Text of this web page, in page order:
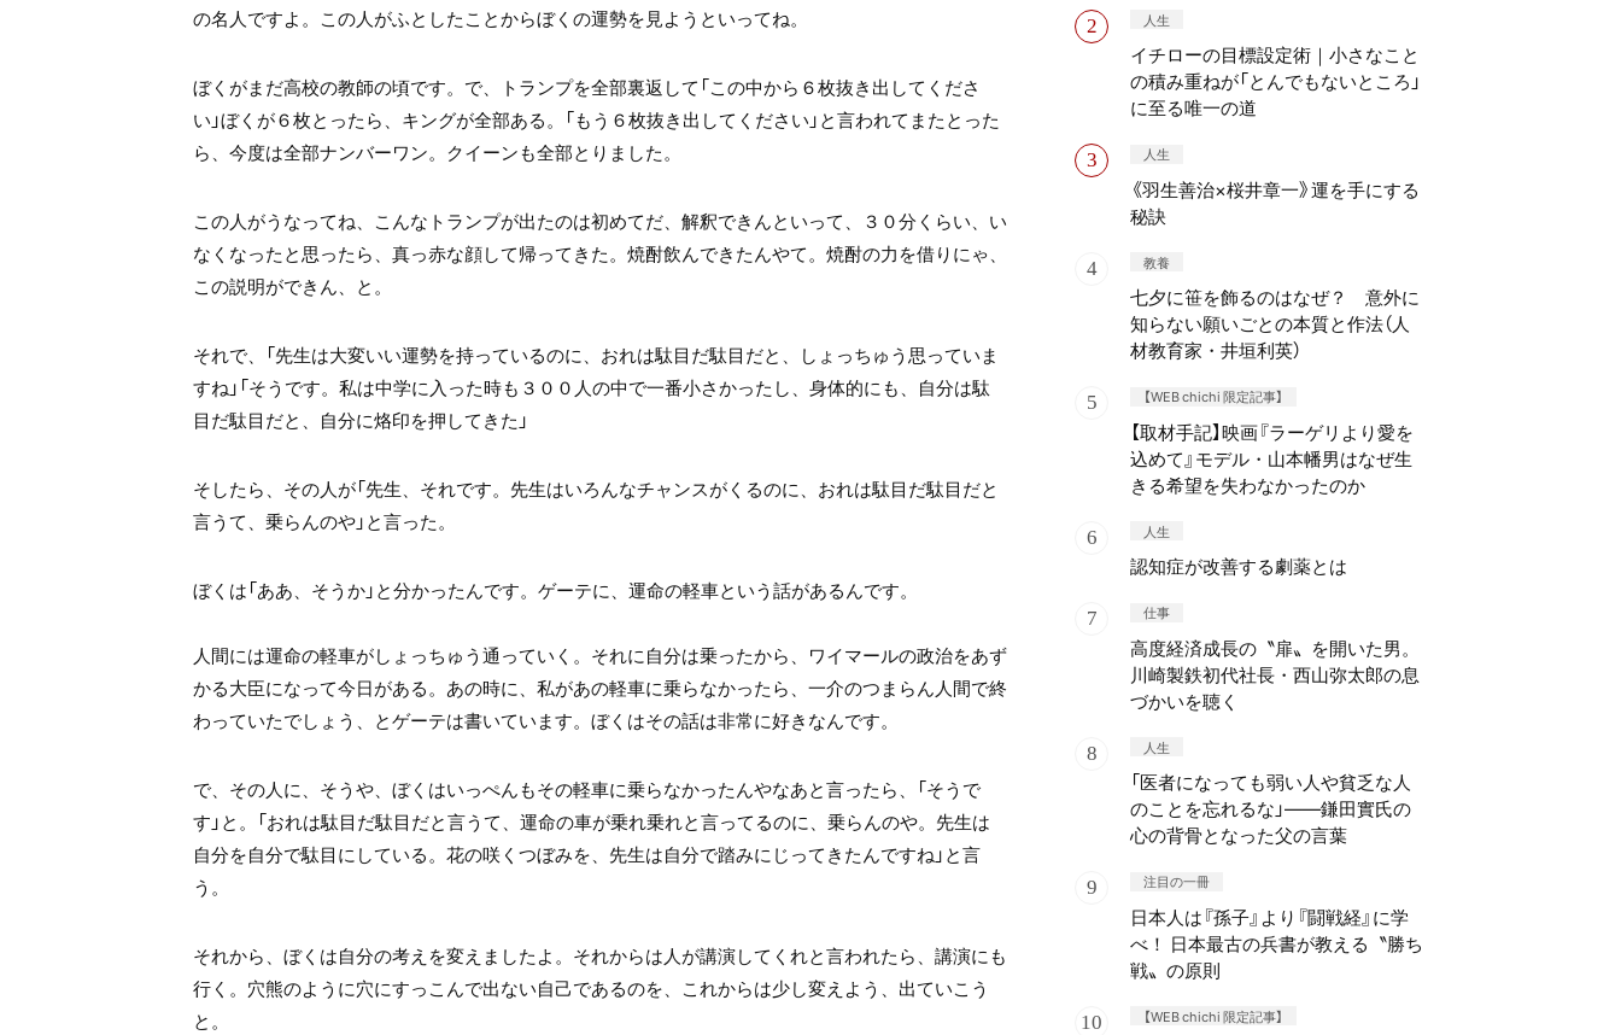
の名人ですよ。 この人がふとしたことからぼくの運勢を見ようといってね。
ぼくがまだ高校の教師の頃です。 で、トランプを全部裏返して 「この中から６枚抜き出してくださ
い」ぼくが６枚とったら、キングが全部ある。 「もう６枚抜き出してください」と言われてまたとった
ら、 今度は全部ナンバーワン。 クイーンも全部とりました。
この人がうなってね、 こんなトランプが出たのは初めてだ、 解釈できんといって、
３０分くらい、い
なくなったと思ったら、 真っ赤な顔して帰ってきた。 焼酎飲んできたんやて。 焼酎の力を借りにゃ、
この説明ができん、と。
それで、 「先生は大変いい運勢を持っているのに、 おれは駄目だ駄目だと、しょっちゅう思っていま
すね」 「そうです。私は中学に入った時も３００人の中で一番小さかったし、身体的にも、自分は駄
目だ駄目だと、 自分に烙印を押してきた」
そしたら、その人が「先生、それです。先生はいろんなチャンスがくるのに、おれは駄目だ駄目だと
言うて、乗らんのや」と言った。
ぼくは「ああ、そうか」と分かったんです。 ゲーテに、運命の軽車という話があるんです。
人間には運命の軽車がしょっちゅう通っていく。 それに自分は乗ったから、 ワイマールの政治をあず
かる大臣になって今日がある。 あの時に、私があの軽車に乗らなかったら、 一介のつまらん人間で終
わっていたでしょう、 とゲーテは書いています。 ぼくはその話は非常に好きなんです。
で、その人に、そうや、ぼくはいっぺんもその軽車に乗らなかったんやなあと言ったら、
「そうで
す」と。 「おれは駄目だ駄目だと言うて、 運命の車が乗れ乗れと言ってるのに、乗らんのや。 先生は
自分を自分で駄目にしている。 花の咲くつぼみを、先生は自分で踏みにじってきたんですね」と言
う。
それから、ぼくは自分の考えを変えましたよ。 それからは人が講演してくれと言われたら、講演にも
行く。 穴熊のように穴にすっこんで出ない自己であるのを、 これからは少し変えよう、出ていこう
と。
人生
イチローの目標設定術｜小さなこと
の積み重ねが「とんでもないところ」
に至る唯一の道
人生
《羽生善治×桜井章一》運を手にする
秘訣
教養
七夕に笹を飾るのはなぜ？ 意外に
知らない願いごとの本質と作法（人
材教育家・井垣利英）
【WEB chichi 限定記事】
【取材手記】映画『ラーゲリより愛を
込めて』モデル・山本幡男はなぜ生
きる希望を失わなかったのか
人生
認知症が改善する劇薬とは
仕事
高度経済成長の〝扉〟を開いた男。
川崎製鉄初代社長・西山弥太郎の息
づかいを聴く
人生
「医者になっても弱い人や貧乏な人
のことを忘れるな」——鎌田實氏の
心の背骨となった父の言葉
注目の一冊
日本人は『孫子』より『闘戦経』に学
べ！ 日本最古の兵書が教える〝勝ち
戦〟の原則
【WEB chichi 限定記事】